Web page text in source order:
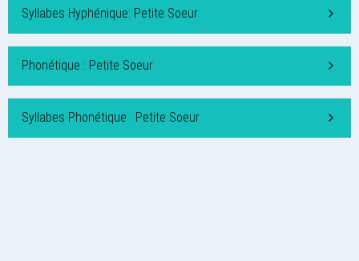
Syllabes Hyphénique: Petite Soeur
Phonétique : Petite Soeur
Syllabes Phonétique : Petite Soeur